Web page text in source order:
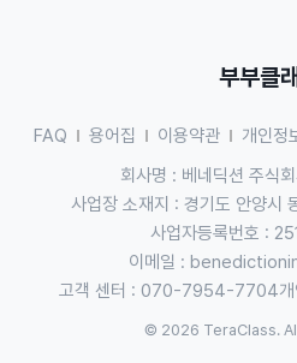
부부클
FAQ 용어집 이용약관
개인정
회사명 : 베네딕션 주식
사업장 소재지 : 경기도 안양시
사업자등록번호 :
이메일 :
고객 센터 : 070-7954-7704
© 2026 TeraClass.